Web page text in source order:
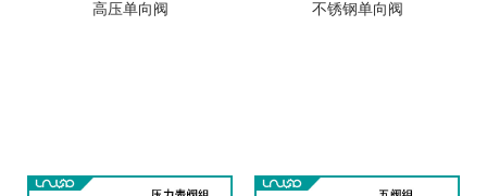
高压单向阀 不锈钢单向阀